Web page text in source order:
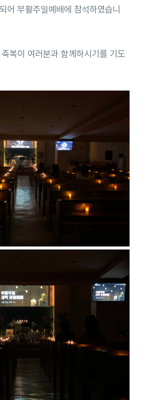
어 부활주일예배에 참석하였습니
복이 여러분과 함께하시기를 기도